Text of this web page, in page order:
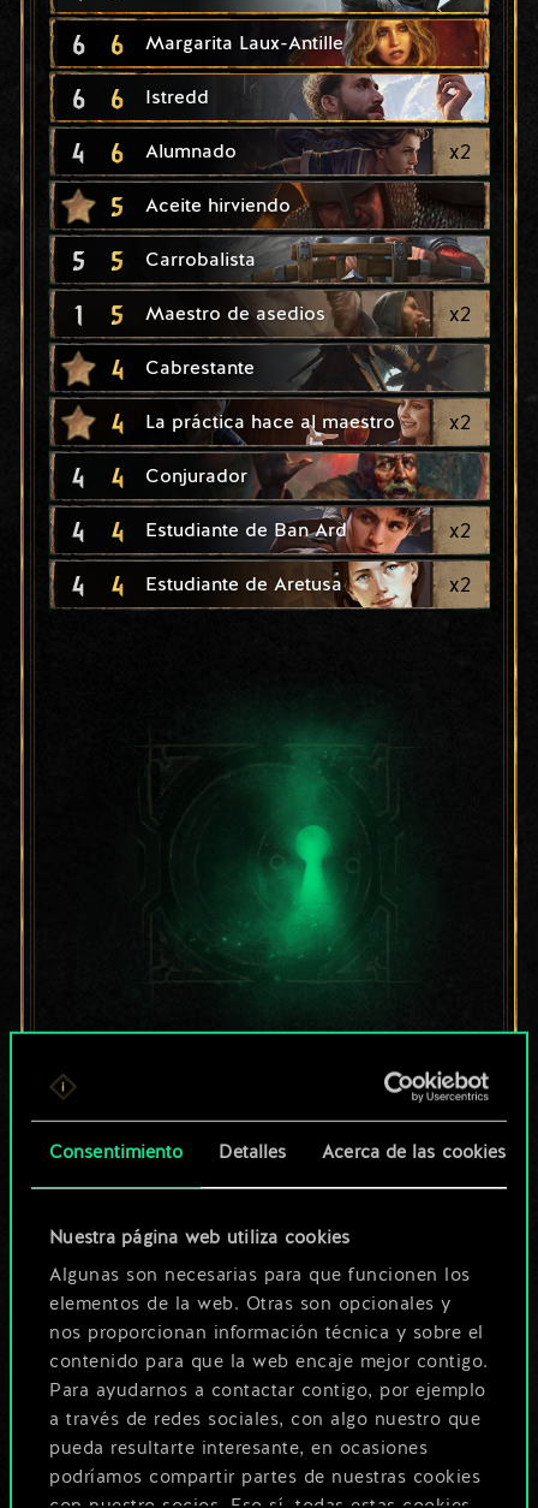
Consentimiento Detalles Acerca de las cookies
Nuestra página web utiliza cookies
Algunas son necesarias para que funcionen los
elementos de la web. Otras son opcionales y
nos proporcionan información técnica y sobre el
contenido para que la web encaje mejor contigo.
Para ayudarnos a contactar contigo, por ejemplo
a través de redes sociales, con algo nuestro que
pueda resultarte interesante, en ocasiones
podríamos compartir partes de nuestras cookies
6 6 Margarita Laux-Antille
6 6 Istredd
4 6 Alumnado x2
5 Aceite hirviendo
5 5 Carrobalista
1 5 Maestro de asedios x2
4 Cabrestante
4 La práctica hace al maestro x2
4 4 Conjurador
4 4 Estudiante de Ban Ard x2
4 4 Estudiante de Aretusa x2
un conjunto de
cartas compartido.
ser mucho más!
Poner nombre a esta baraja y crear
una guía